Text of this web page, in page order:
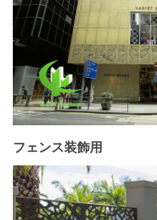
フェンス装飾用